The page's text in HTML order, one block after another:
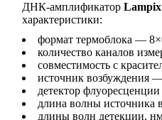
ДНК-амплификатор
характеристики:
формат термоблока —
количество каналов
совместимость с
источник возбуждения
детектор
длина волны источника
длины волн детекции,